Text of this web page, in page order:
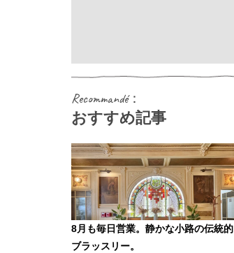
Recommandé：
おすすめ記事
8月も毎日営業。静かな小路の伝統的
ブラッスリー。